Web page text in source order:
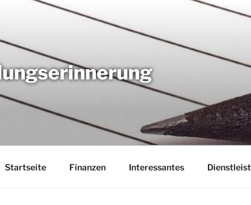
Startseite Finanzen Interessantes